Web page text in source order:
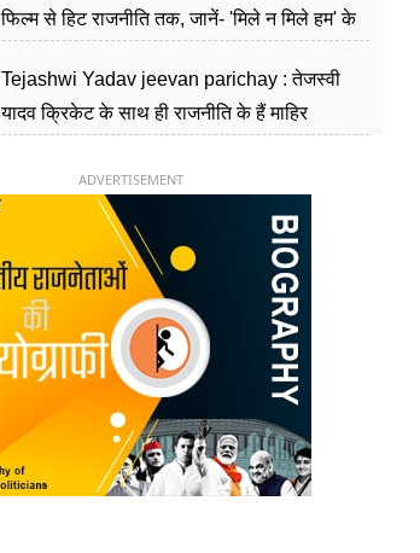
फिल्म से हिट राजनीति तक, जानें- 'मिले न मिले हम' के
Tejashwi Yadav jeevan parichay : तेजस्वी
यादव क्रिकेट के साथ ही राजनीति के हैं माहिर
ADVERTISEMENT